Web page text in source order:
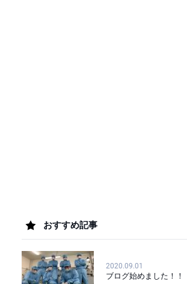
おすすめ記事
2020.09.01
ブログ始めました！！